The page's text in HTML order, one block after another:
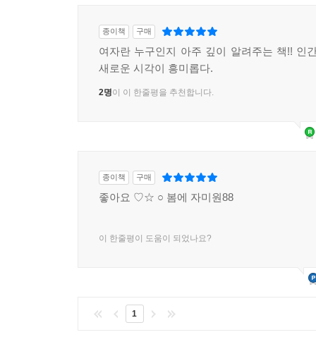
종이책 구매
여자란 누구인지 아주 깊이 알려주는 책!! 인
새로운 시각이 흥미롭다.
2명이 이 한줄평을 추천합니다.
종이책 구매
좋아요 ♡☆ ○ 봄에 자미원88
이 한줄평이 도움이 되었나요?
1